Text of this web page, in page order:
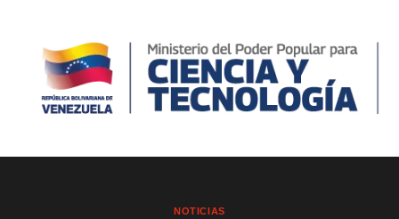
NOTICIAS